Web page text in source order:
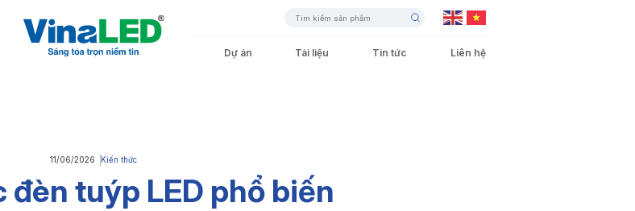
Dự án Tài liệu Tin tức Liên hệ
11/06/2026 Kiến thức
tuýp LED phổ biến